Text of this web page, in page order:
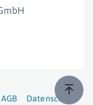
AGB Datenschutz